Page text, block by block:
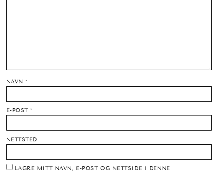
NAVN*
E-POST*
NETTSTED
LAGRE MITT NAVN, E-POST OG NETTSIDE I DENNE